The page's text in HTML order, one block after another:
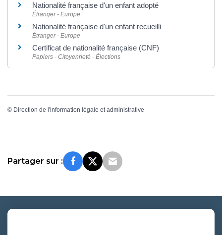
Nationalité française d'un enfant adopté
Étranger - Europe
Nationalité française d'un enfant recueilli
Étranger - Europe
Certificat de nationalité française (CNF)
Papiers - Citoyenneté - Élections
© Direction de l'information légale et administrative
Partager sur :